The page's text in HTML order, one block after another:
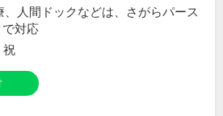
、人間ドックなどは、さがらパース
対応
祝